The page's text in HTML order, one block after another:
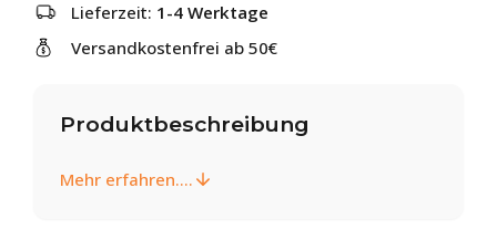
Lieferzeit: 1-4 Werktage
Versandkostenfrei ab 50€
Produktbeschreibung
Mehr erfahren....